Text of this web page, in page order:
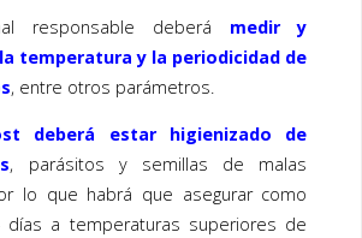
responsable deberá medir y
temperatura y la periodicidad de
, entre otros parámetros.
deberá estar higienizado de
, parásitos y semillas de malas
lo que habrá que asegurar como
días a temperaturas superiores de